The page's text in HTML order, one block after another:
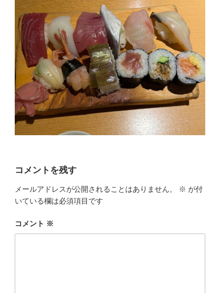
コメントを残す
メールアドレスが公開されることはありません。 ※ が付
いている欄は必須項目です
コメント ※